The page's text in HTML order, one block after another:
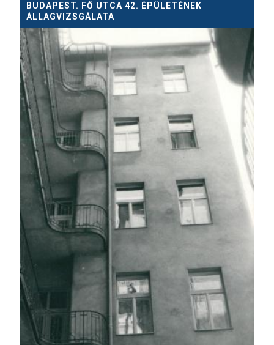
BUDAPEST. FŐ UTCA 42. ÉPÜLETÉNEK
ÁLLAGVIZSGÁLATA